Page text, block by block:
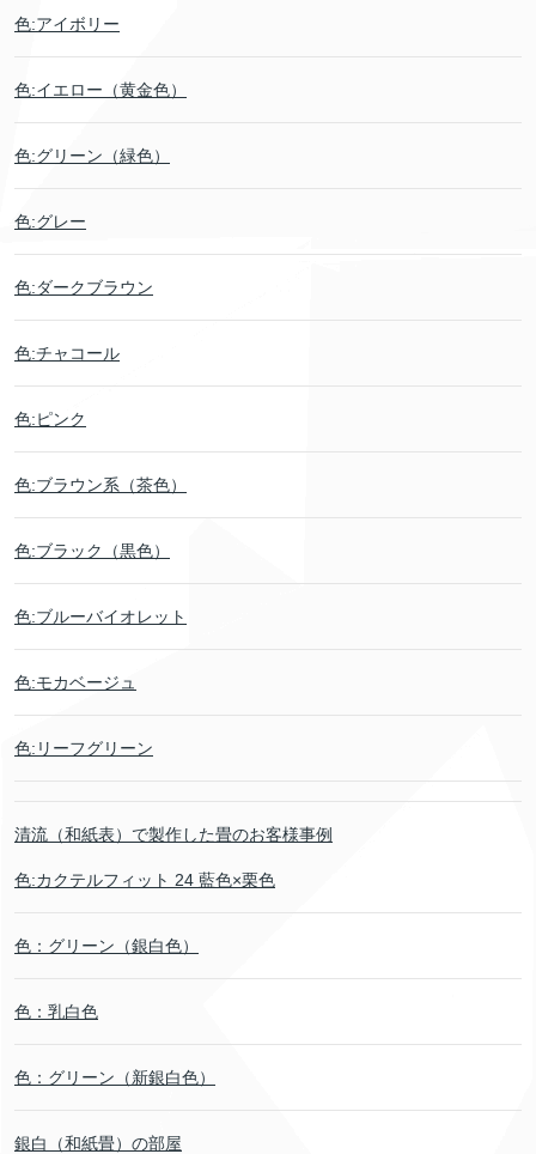
色:アイボリー
色:イエロー（黄金色）
色:グリーン（緑色）
色:グレー
色:ダークブラウン
色:チャコール
色:ピンク
色:ブラウン系（茶色）
色:ブラック（黒色）
色:ブルーバイオレット
色:モカベージュ
色:リーフグリーン
清流（和紙表）で製作した畳のお客様事例
色:カクテルフィット 24 藍色×栗色
色：グリーン（銀白色）
色：乳白色
色：グリーン（新銀白色）
銀白（和紙畳）の部屋